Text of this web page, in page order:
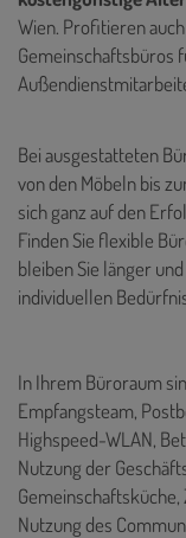
Wien. Profitieren
Gemeinschaftsbüros
Bei ausgestatteten
von den Möbeln bis
sich ganz auf den
Finden Sie flexible
bleiben Sie länger
individuellen
In Ihrem Büroraum
Empfangsteam,
Highspeed-WLAN,
Nutzung der
Gemeinschaftsküche,
Nutzung des